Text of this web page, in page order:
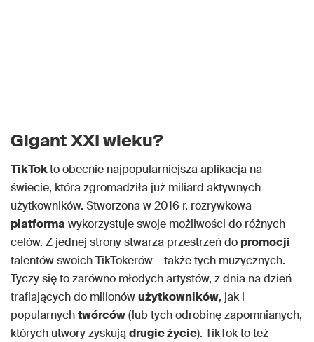
Gigant XXI wieku?
TikTokto obecnie najpopularniejsza aplikacja na
świecie, która zgromadziła już miliard aktywnych
użytkowników. Stworzona w 2016 r. rozrywkowa
platforma wykorzystuje swoje możliwości do różnych
celów. Z jednej strony stwarza przestrzeń do promocji
talentów swoich TikTokerów – także tych muzycznych.
Tyczy się to zarówno młodych artystów, z dnia na dzień
trafiających do milionówużytkowników, jak i
popularnychtwórców(lub tych odrobinę zapomnianych,
których utwory zyskujądrugie życie). TikTok to też